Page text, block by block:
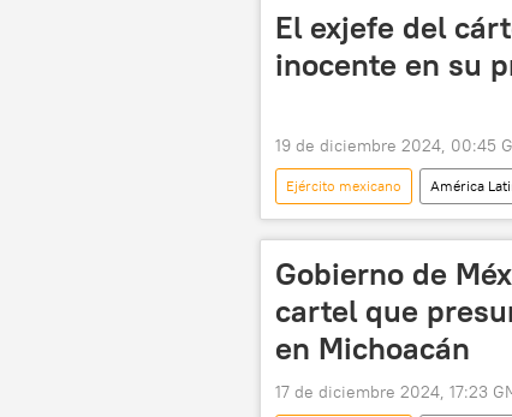
El exjefe del
inocente en su
19 de diciembre 2024, 00:45
Ejército mexicano América
Los Zetas
México
Gobierno de
cartel que
en Michoacán
17 de diciembre 2024, 17:23